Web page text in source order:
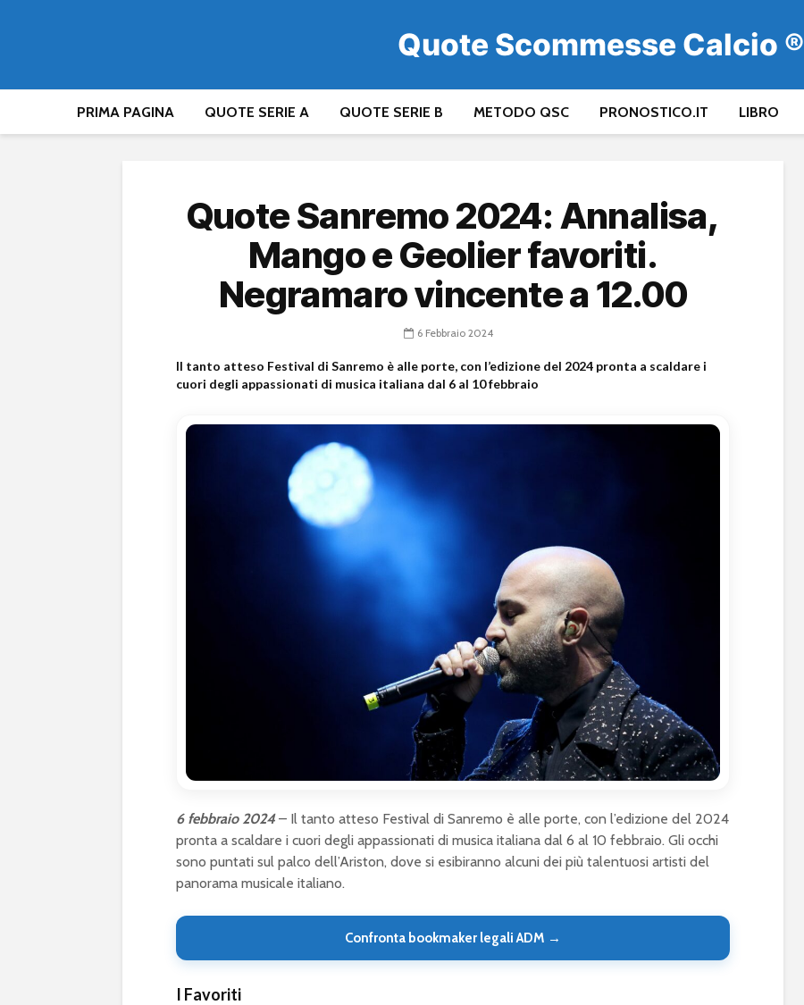
Quote Scommesse Calcio ®
PRIMA PAGINA QUOTE SERIE A QUOTE SERIE B METODO QSC PRONOSTICO.IT LIBRO
Quote Sanremo 2024: Annalisa,
Mango e Geolier favoriti.
Negramaro vincente a 12.00
6 Febbraio 2024
Il tanto atteso Festival di Sanremo è alle porte, con l’edizione del 2024 pronta a scaldare i
cuori degli appassionati di musica italiana dal 6 al 10 febbraio
6 febbraio 2024– Il tanto atteso Festival di Sanremo è alle porte, con l’edizione del 2024
pronta a scaldare i cuori degli appassionati di musica italiana dal 6 al 10 febbraio. Gli occhi
sono puntati sul palco dell’Ariston, dove si esibiranno alcuni dei più talentuosi artisti del
panorama musicale italiano.
Confronta bookmaker legali ADM →
I Favoriti